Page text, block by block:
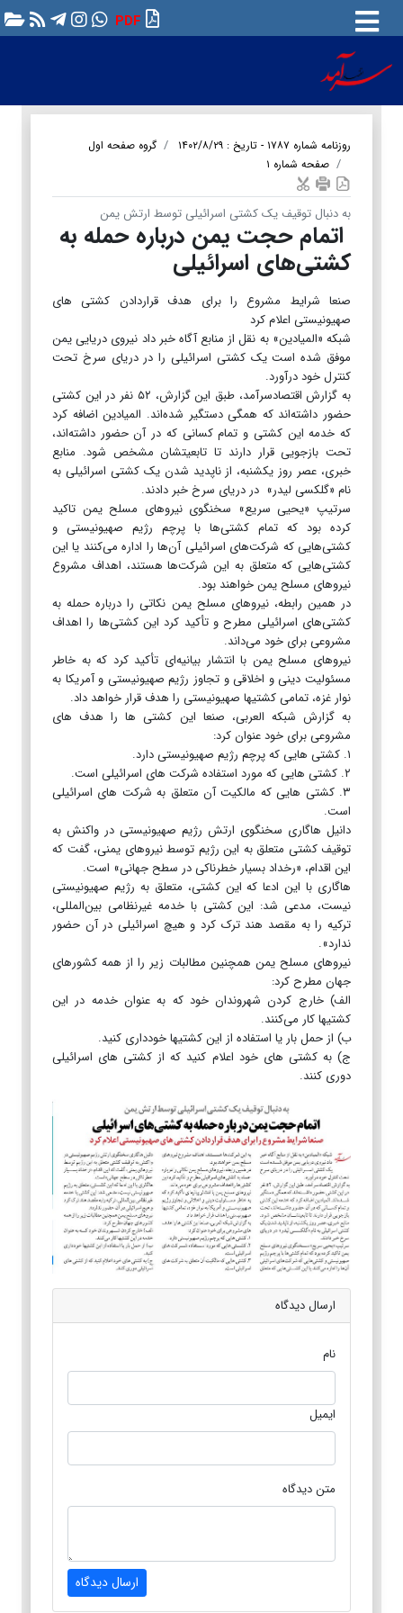
PDF
روزنامه شماره ۱۷۸۷ - تاریخ : ۱۴۰۲/۸/۲۹
گروه صفحه اول
صفحه شماره ۱
به دنبال توقیف یک کشتی اسرائیلی توسط ارتش یمن
اتمام حجت یمن درباره حمله به
کشتی‌های اسرائیلی
صنعا شرایط مشروع را برای هدف قراردادن کشتی های
صهیونیستی اعلام کرد
​​​​​​​شبکه «المیادین» به نقل از منابع آگاه خبر داد نیروی دریایی یمن
موفق شده است یک کشتی اسرائیلی را در دریای سرخ تحت
کنترل خود درآورد.
به گزارش اقتصادسرآمد، طبق این گزارش، ۵۲ نفر در این کشتی
حضور داشته‌اند که همگی دستگیر شده‌اند. المیادین اضافه کرد
که خدمه این کشتی و تمام کسانی که در آن حضور داشته‌اند،
تحت بازجویی قرار دارند تا تابعیتشان مشخص شود. منابع
خبری، عصر روز یکشنبه، از ناپدید شدن یک کشتی اسرائیلی به
نام «گلکسی لیدر» در دریای سرخ خبر دادند.
سرتیپ «یحیی سریع» سخنگوی نیروهای مسلح یمن تاکید
کرده بود که تمام کشتی‌ها با پرچم رژیم صهیونیستی و
کشتی‌هایی که شرکت‌های اسرائیلی آن‌ها را اداره می‌کنند یا این
کشتی‌هایی که متعلق به این شرکت‌ها هستند، اهداف مشروع
نیروهای مسلح یمن خواهند بود.
در همین رابطه، نیروهای مسلح یمن نکاتی را درباره حمله به
کشتی‌های اسرائیلی مطرح و تأکید کرد این کشتی‌ها را اهداف
مشروعی برای خود می‌داند.
نیروهای مسلح یمن با انتشار بیانیه‌ای تأکید کرد که به خاطر
مسئولیت دینی و اخلاقی و تجاوز رژیم صهیونیستی و آمریکا به
نوار غزه، تمامی کشتیها صهیونیستی را هدف قرار خواهد داد.
به گزارش شبکه العربی، صنعا این کشتی ها را هدف های
مشروعی برای خود عنوان کرد:
۱. کشتی هایی که پرچم رژیم صهیونیستی دارد.
۲. کشتی هایی که مورد استفاده شرکت های اسرائیلی است.
۳. کشتی هایی که مالکیت آن متعلق به شرکت های اسرائیلی
است.
دانیل هاگاری سخنگوی ارتش رژیم صهیونیستی در واکنش به
توقیف کشتی متعلق به این رژیم توسط نیروهای یمنی، گفت که
این اقدام، «رخداد بسیار خطرناکی در سطح جهانی» است.
هاگاری با این ادعا که این کشتی، متعلق به رژیم صهیونیستی
نیست، مدعی شد: این کشتی با خدمه غیرنظامی بین‌المللی،
ترکیه را به مقصد هند ترک کرد و هیچ اسرائیلی در آن حضور
ندارد».
نیروهای مسلح یمن همچنین مطالبات زیر را از همه کشورهای
جهان مطرح کرد:
الف) خارج کردن شهروندان خود که به عنوان خدمه در این
کشتیها کار می‌کنند.
ب) از حمل بار یا استفاده از این کشتیها خودداری کنید.
ج) به کشتی های خود اعلام کنید که از کشتی های اسرائیلی
دوری کنند.
ارسال دیدگاه
نام
ایمیل
متن دیدگاه
ارسال دیدگاه